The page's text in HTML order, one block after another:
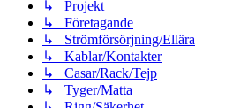
↳ Projekt
↳ Företagande
↳ Strömförsörjning/Ellära
↳ Kablar/Kontakter
↳ Casar/Rack/Tejp
↳ Tyger/Matta